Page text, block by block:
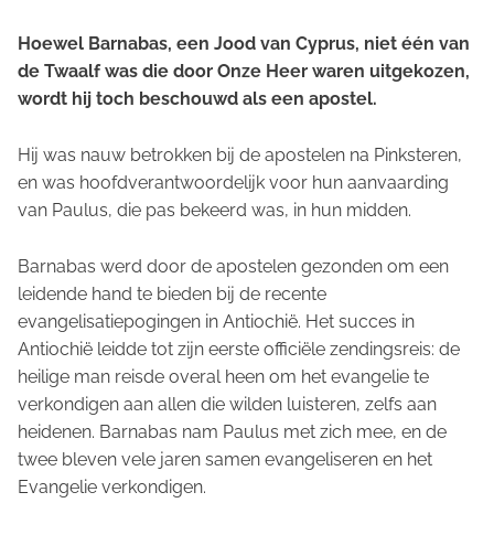
Hoewel Barnabas, een Jood van Cyprus, niet één van
de Twaalf was die door Onze Heer waren uitgekozen,
wordt hij toch beschouwd als een apostel.
Hij was nauw betrokken bij de apostelen na Pinksteren,
en was hoofdverantwoordelijk voor hun aanvaarding
van Paulus, die pas bekeerd was, in hun midden.
Barnabas werd door de apostelen gezonden om een
leidende hand te bieden bij de recente
evangelisatiepogingen in Antiochië. Het succes in
Antiochië leidde tot zijn eerste officiële zendingsreis: de
heilige man reisde overal heen om het evangelie te
verkondigen aan allen die wilden luisteren, zelfs aan
heidenen. Barnabas nam Paulus met zich mee, en de
twee bleven vele jaren samen evangeliseren en het
Evangelie verkondigen.